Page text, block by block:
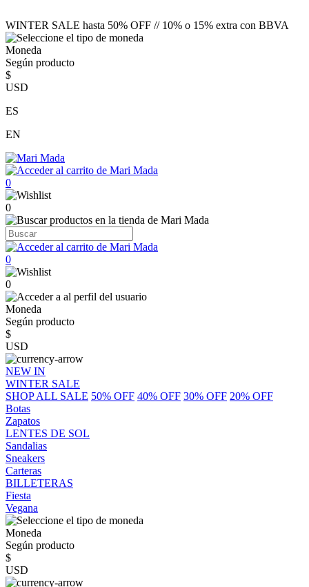
WINTER SALE hasta 50% OFF // 10% o 15% extra con BBVA
Moneda
Según producto
$
USD
ES
EN
0
0
0
0
Moneda
Según producto
$
USD
NEW IN
WINTER SALE
SHOP ALL SALE 50% OFF 40% OFF 30% OFF 20% OFF
Botas
Zapatos
LENTES DE SOL
Sandalias
Sneakers
Carteras
BILLETERAS
Fiesta
Vegana
Moneda
Según producto
$
USD